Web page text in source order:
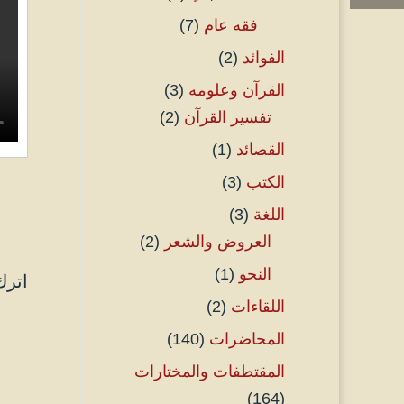
فقه عام (7)
الفوائد (2)
القرآن وعلومه (3)
تفسير القرآن (2)
القصائد (1)
الكتب (3)
اللغة (3)
العروض والشعر (2)
النحو (1)
اللقاءات (2)
المحاضرات (140)
المقتطفات والمختارات
(164)